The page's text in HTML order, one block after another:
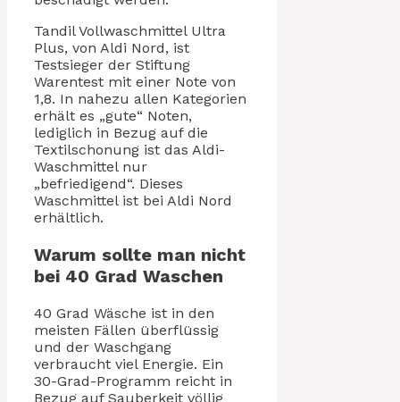
Tandil Vollwaschmittel Ultra
Plus, von Aldi Nord, ist
Testsieger der Stiftung
Warentest mit einer Note von
1,8. In nahezu allen Kategorien
erhält es „gute“ Noten,
lediglich in Bezug auf die
Textilschonung ist das Aldi-
Waschmittel nur
„befriedigend“. Dieses
Waschmittel ist bei Aldi Nord
erhältlich.
Warum sollte man nicht
bei 40 Grad Waschen
40 Grad Wäsche ist in den
meisten Fällen überflüssig
und der Waschgang
verbraucht viel Energie. Ein
30-Grad-Programm reicht in
Bezug auf Sauberkeit völlig